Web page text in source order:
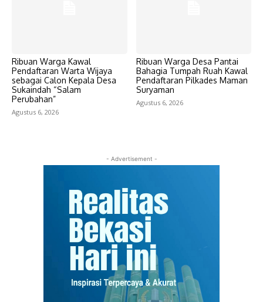
Ribuan Warga Kawal
Pendaftaran Warta Wijaya
sebagai Calon Kepala Desa
Sukaindah “Salam
Perubahan”
Agustus 6, 2026
Ribuan Warga Desa Pantai
Bahagia Tumpah Ruah Kawal
Pendaftaran Pilkades Maman
Suryaman
Agustus 6, 2026
- Advertisement -